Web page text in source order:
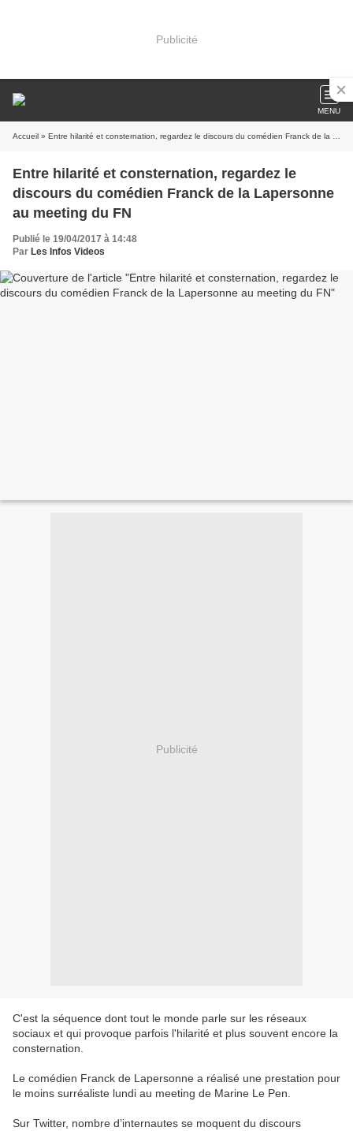
Publicité
MENU
Accueil » Entre hilarité et consternation, regardez le discours du comédien Franck de la Lapersonne au meeting du FN
Entre hilarité et consternation, regardez le
discours du comédien Franck de la Lapersonne
au meeting du FN
Publié le 19/04/2017 à 14:48
Par Les Infos Videos
Publicité
C'est la séquence dont tout le monde parle sur les réseaux
sociaux et qui provoque parfois l'hilarité et plus souvent encore la
consternation.
Le comédien Franck de Lapersonne a réalisé une prestation pour
le moins surréaliste lundi au meeting de Marine Le Pen.
Sur Twitter, nombre d’internautes se moquent du discours